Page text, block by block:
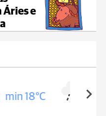
Áries e
min 18°C